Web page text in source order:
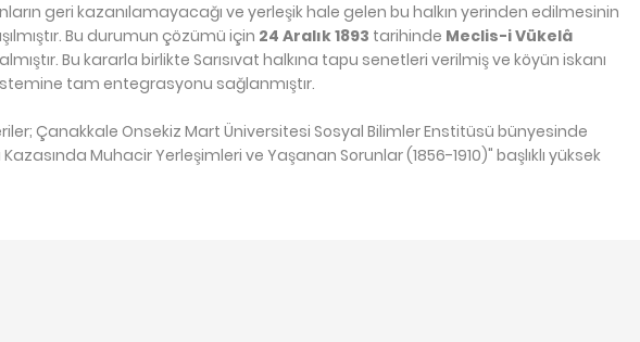
geri kazanılamayacağı ve yerleşik hale gelen bu halkın yerinden edilmesinin
Bu durumun çözümü için 24 Aralık 1893 tarihinde Meclis-i Vükelâ
Bu kararla birlikte Sarısıvat halkına tapu senetleri verilmiş ve köyün iskanı
tam entegrasyonu sağlanmıştır.
Çanakkale Onsekiz Mart Üniversitesi Sosyal Bilimler Enstitüsü bünyesinde
Muhacir Yerleşimleri ve Yaşanan Sorunlar (1856-1910)" başlıklı yüksek